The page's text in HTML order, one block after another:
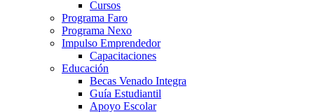
Cursos
Programa Faro
Programa Nexo
Impulso Emprendedor
Capacitaciones
Educación
Becas Venado Integra
Guía Estudiantil
Apoyo Escolar